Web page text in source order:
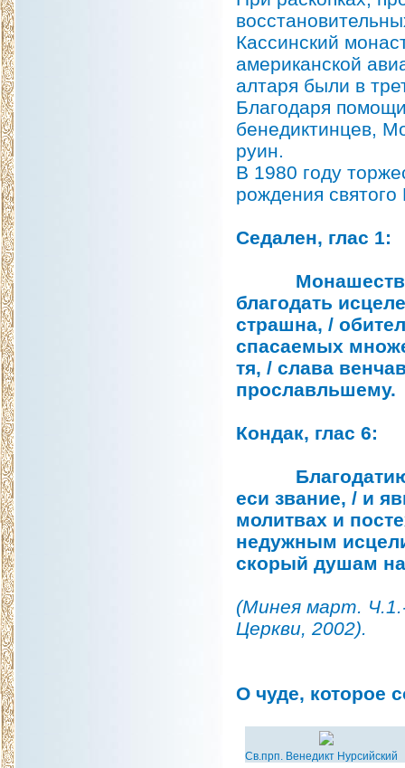
Кассинский
американской
алтаря были в
Благодаря
бенедиктинцев,
руин.
В 1980 году
рождения
Седален, глас 1:
благодать
страшна, /
спасаемых
тя, / слава
прославльшему.
Кондак, глас 6:
Благодатию
еси звание, / и
молитвах и
недужным
скорый душам
(Минея март.
Церкви, 2002).
О чуде, которое
Св.прп. Венедикт Нурсийский